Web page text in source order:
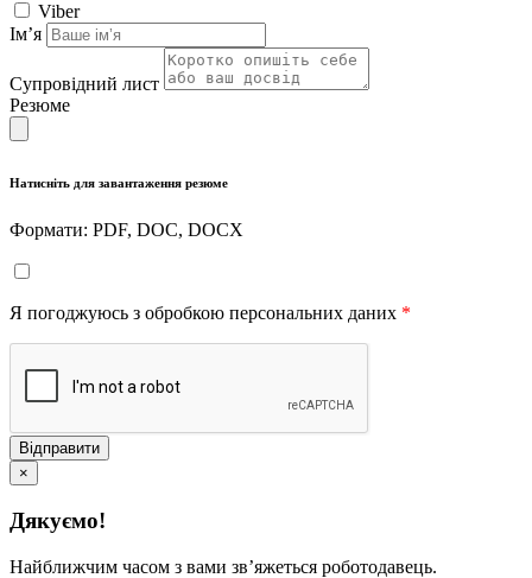
Viber
Імʼя
Супровідний лист
Резюме
Натисніть для завантаження резюме
Формати: PDF, DOC, DOCX
Я погоджуюсь з обробкою персональних даних *
Відправити
×
Дякуємо!
Найближчим часом з вами звʼяжеться роботодавець.